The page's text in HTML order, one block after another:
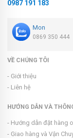
0987 191 183
Mon
0869 350 444
VỀ CHÚNG TÔI
- Giới thiệu
- Liên hệ
HƯỚNG DẪN VÀ
- Hướng dẫn đặt hàng
- Giao hàng và Vận